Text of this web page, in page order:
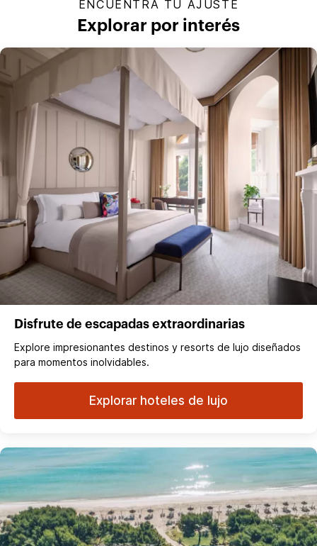
ENCUENTRA TU AJUSTE
Explorar por interés
Disfrute de escapadas extraordinarias
Explore impresionantes destinos y resorts de lujo diseñados
para momentos inolvidables.
Explorar hoteles de lujo